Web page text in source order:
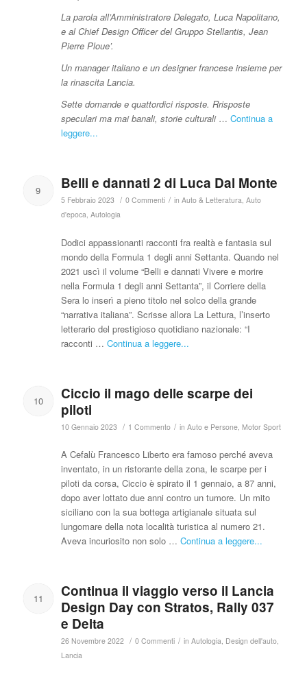
La parola all’Amministratore Delegato, Luca Napolitano,
e al Chief Design Officer del Gruppo Stellantis, Jean
Pierre Ploue’.
Un manager italiano e un designer francese insieme per
la rinascita Lancia.
Sette domande e quattordici risposte. Rrisposte
speculari ma mai banali, storie culturali … Continua a
leggere...
9 Belli e dannati 2 di Luca Dal Monte
5 Febbraio 2023 / 0 Commenti / in Auto & Letteratura, Auto
d'epoca, Autologia
Dodici appassionanti racconti fra realtà e fantasia sul
mondo della Formula 1 degli anni Settanta. Quando nel
2021 uscì il volume “Belli e dannati Vivere e morire
nella Formula 1 degli anni Settanta”, il Corriere della
Sera lo inserì a pieno titolo nel solco della grande
“narrativa italiana”. Scrisse allora La Lettura, l’inserto
letterario del prestigioso quotidiano nazionale: “I
racconti … Continua a leggere...
10
Ciccio il mago delle scarpe dei
piloti
10 Gennaio 2023 / 1 Commento / in Auto e Persone, Motor Sport
A Cefalù Francesco Liberto era famoso perché aveva
inventato, in un ristorante della zona, le scarpe per i
piloti da corsa, Ciccio è spirato il 1 gennaio, a 87 anni,
dopo aver lottato due anni contro un tumore. Un mito
siciliano con la sua bottega artigianale situata sul
lungomare della nota località turistica al numero 21.
Aveva incuriosito non solo … Continua a leggere...
11
Continua il viaggio verso il Lancia
Design Day con Stratos, Rally 037
e Delta
26 Novembre 2022 / 0 Commenti / in Autologia Design dell'auto,
Lancia